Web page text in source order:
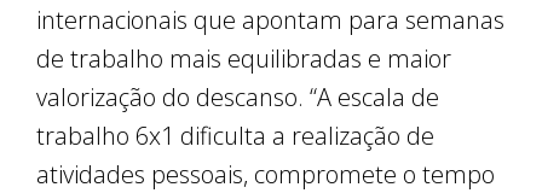
internacionais que apontam para semanas
de trabalho mais equilibradas e maior
valorização do descanso. “A escala de
trabalho 6x1 dificulta a realização de
atividades pessoais, compromete o tempo